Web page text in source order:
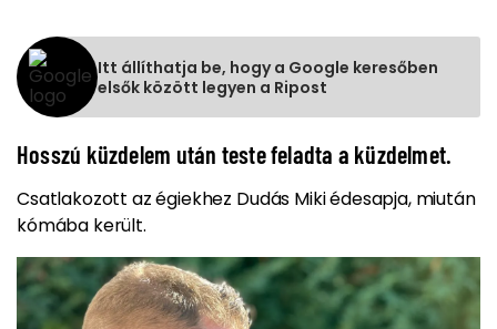
Itt állíthatja be, hogy a Google keresőben
elsők között legyen a Ripost
Hosszú küzdelem után teste feladta a küzdelmet.
Csatlakozott az égiekhez Dudás Miki édesapja, miután
kómába került.